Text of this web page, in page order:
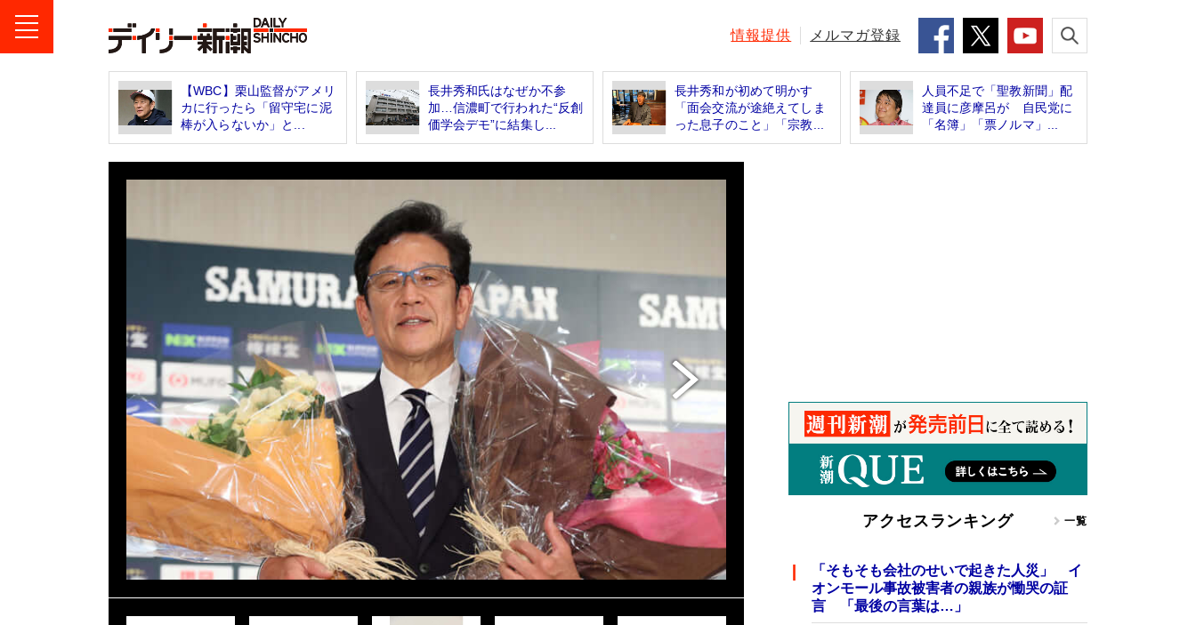
情報提供 メルマガ登録
【WBC】栗山監督がアメリ
カに行ったら「留守宅に泥
棒が入らないか」と...
長井秀和氏はなぜか不参
加…信濃町で行われた“反創
価学会デモ”に結集し...
長井秀和が初めて明かす
「面会交流が途絶えてしま
った息子のこと」「宗教...
人員不足で「聖教新聞」配
達員に彦摩呂が 自民党に
「名簿」「票ノルマ」...
アクセスランキング 一覧
「そもそも会社のせいで起きた人災」 イ
オンモール事故被害者の親族が慟哭の証
言 「最後の言葉は…」